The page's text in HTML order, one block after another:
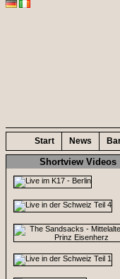
Start News
Shortview Videos